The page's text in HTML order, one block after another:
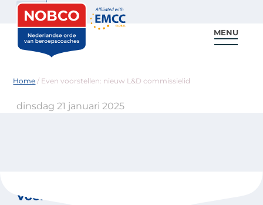
Zoeken
MENU
Home / Even voorstellen: nieuw L&D commissielid
dinsdag 21 januari 2025
Voor coaches